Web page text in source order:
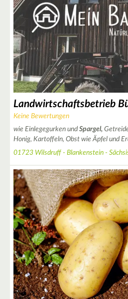
Landwirtschaftsbetrieb
Keine Bewertungen
wie Einlegegurken und Spargel,
Honig, Kartoffeln, Obst wie Äpfel und
01723 Wilsdruff - Blankenstein -